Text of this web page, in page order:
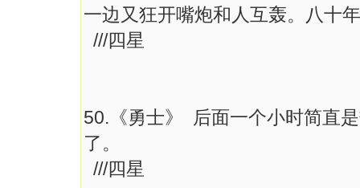
一边又狂开嘴炮和人互轰。八十
///四星
50.《勇士》 后面一个小时简直
了。
///四星